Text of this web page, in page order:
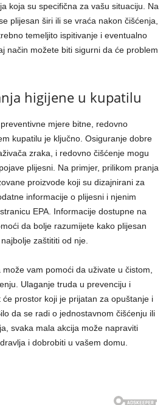
koja su specifična za vašu situaciju. Na
plijesan širi ili se vraća nakon čišćenja,
temeljito ispitivanje i eventualno
način možete biti sigurni da će problem
higijene u kupatilu
mjere bitne, redovno
kupatilu je ključno. Osiguranje dobre
zraka, i redovno čišćenje mogu
plijesni. Na primjer, prilikom pranja
proizvode koji su dizajnirani za
informacije o plijesni i njenim
EPA. Informacije dostupne na
da bolje razumijete kako plijesan
zaštititi od nje.
vam pomoći da uživate u čistom,
Ulaganje truda u prevenciju i
prostor koji je prijatan za opuštanje i
da se radi o jednostavnom čišćenju ili
svaka mala akcija može napraviti
i dobrobiti u vašem domu.